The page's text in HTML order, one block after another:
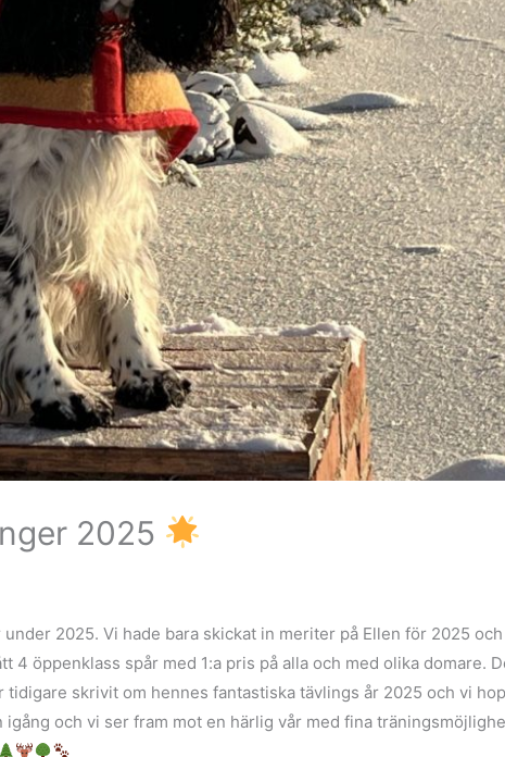
2025
2025. Vi hade bara skickat in meriter på Ellen för 2025
öppenklass spår med 1:a pris på alla och med olika domare.
skrivit om hennes fantastiska tävlings år 2025 och vi
och vi ser fram mot en härlig vår med fina